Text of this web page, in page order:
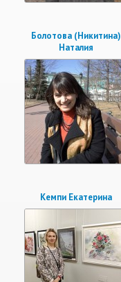
Болотова (Никитина)
Наталия
Кемпи Екатерина